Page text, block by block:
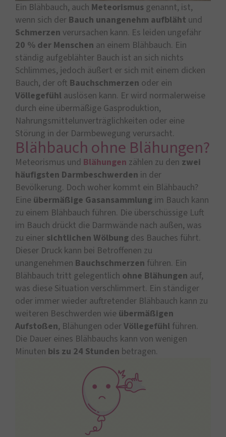
Ein Blähbauch, auch Meteorismus genannt, ist,
wenn sich der Bauch unangenehm aufbläht und
Schmerzen verursachen kann. Es leiden ungefähr
20 % der Menschen an einem Blähbauch. Ein
ständig aufgeblähter Bauch ist an sich nichts
Schlimmes, jedoch äußert er sich mit einem dicken
Bauch, der oft Bauchschmerzen oder ein
Völlegefühl auslösen kann. Er wird normalerweise
durch eine übermäßige Gasproduktion,
Nahrungsmittelunverträglichkeiten oder eine
Störung in der Darmbewegung verursacht.
Blähbauch ohne Blähungen?
Meteorismus und Blähungen zählen zu den zwei
häufigsten Darmbeschwerden in der
Bevölkerung. Doch woher kommt ein Blähbauch?
Eine übermäßige Gasansammlung im Bauch kann
zu einem Blähbauch führen. Die überschüssige Luft
im Bauch drückt die Darmwände nach außen, was
zu einer sichtlichen Wölbung des Bauches führt.
Dieser Druck kann bei Betroffenen zu
unangenehmen Bauchschmerzen führen. Ein
Blähbauch tritt gelegentlich ohne Blähungen auf,
was diese Situation verschlimmert. Ein ständiger
oder immer wieder auftretender Blähbauch kann zu
weiteren Beschwerden wie übermäßigen
Aufstoßen, Blähungen oderVöllegefühl führen.
Die Dauer eines Blähbauchs kann von wenigen
Minuten bis zu 24 Stunden betragen.